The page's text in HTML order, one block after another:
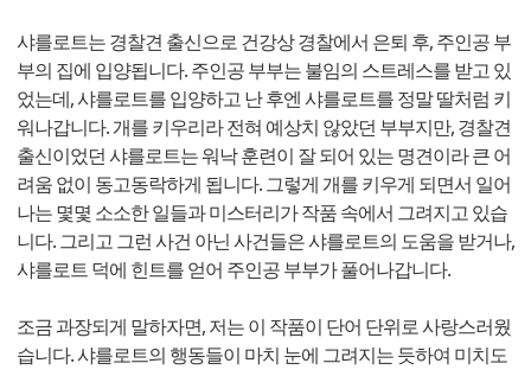
샤를로트는 경찰견 출신으로 건강상 경찰에서 은퇴 후, 주인공 부
부의 집에 입양됩니다. 주인공 부부는 불임의 스트레스를 받고 있
었는데, 샤를로트를 입양하고 난 후엔 샤를로트를 정말 딸처럼 키
워나갑니다. 개를 키우리라 전혀 예상치 않았던 부부지만, 경찰견
출신이었던 샤를로트는 워낙 훈련이 잘 되어 있는 명견이라 큰 어
려움 없이 동고동락하게 됩니다. 그렇게 개를 키우게 되면서 일어
나는 몇몇 소소한 일들과 미스터리가 작품 속에서 그려지고 있습
니다. 그리고 그런 사건 아닌 사건들은 샤를로트의 도움을 받거나,
샤를로트 덕에 힌트를 얻어 주인공 부부가 풀어나갑니다.
조금 과장되게 말하자면, 저는 이 작품이 단어 단위로 사랑스러웠
습니다. 샤를로트의 행동들이 마치 눈에 그려지는 듯하여 미치도